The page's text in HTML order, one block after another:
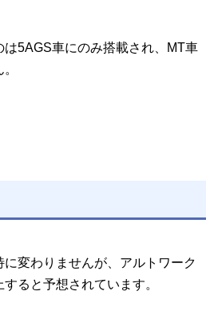
5AGS車にのみ搭載され、MT車
に変わりませんが、アルトワーク
ると予想されています。